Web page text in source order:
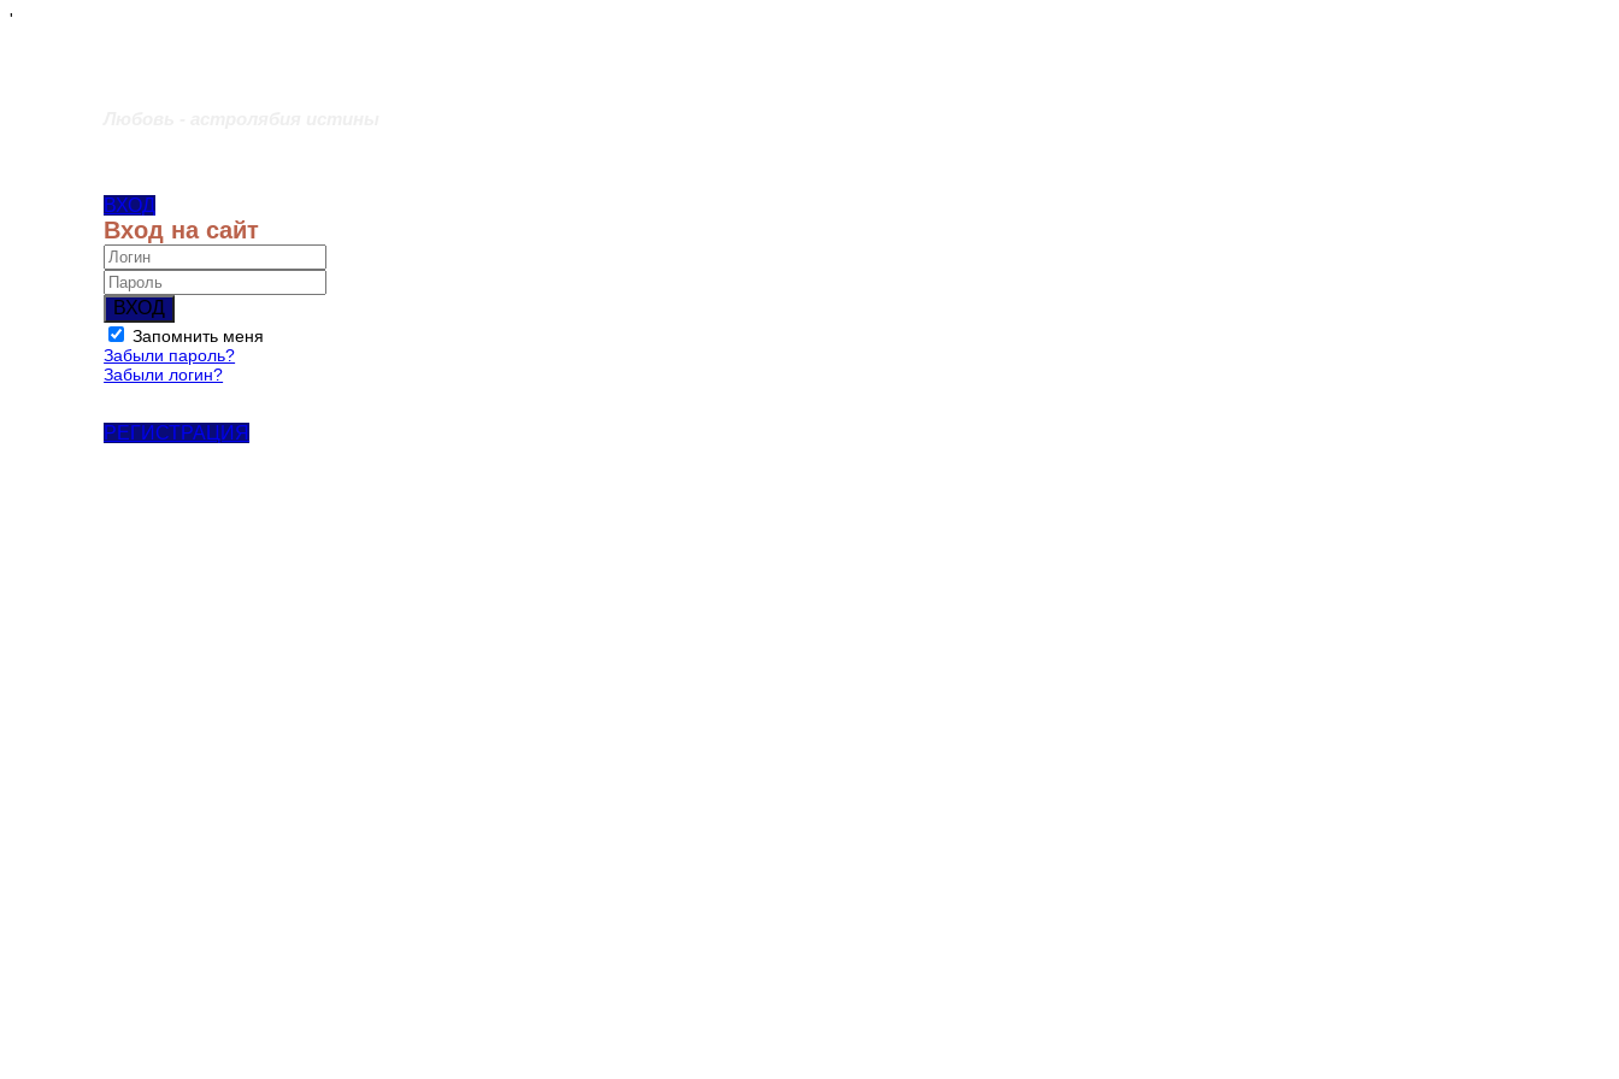
'
ВХОД
Вход на сайт
ВХОД
Запомнить меня
Забыли пароль?
Забыли логин?
РЕГИСТРАЦИЯ